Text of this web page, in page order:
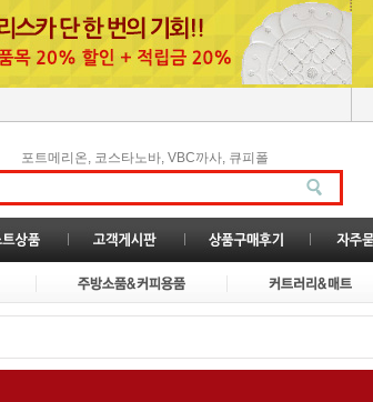
포트메리온, 코스타노바, VBC까사, 큐피폴